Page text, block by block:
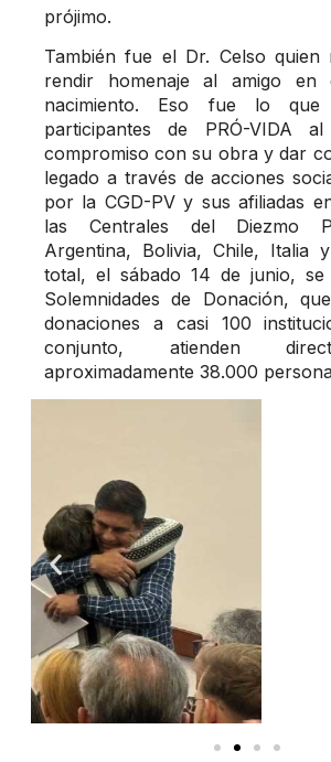
prójimo.
También fue el Dr. Celso quien
rendir homenaje al amigo
nacimiento. Eso fue lo que
participantes de PRÓ-VIDA
compromiso con su obra y dar
legado a través de acciones
por la CGD-PV y sus afiliadas
las Centrales del Diezmo
Argentina, Bolivia, Chile, Italia
total, el sábado 14 de junio, se
Solemnidades de Donación,
donaciones a casi 100
conjunto, atienden
aproximadamente 38.000